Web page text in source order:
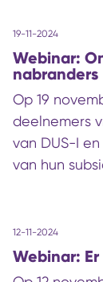
19-11-2024
Webinar:
nabranders
Op 19
deelnemers
van DUS-I
van hun
12-11-2024
Webinar: